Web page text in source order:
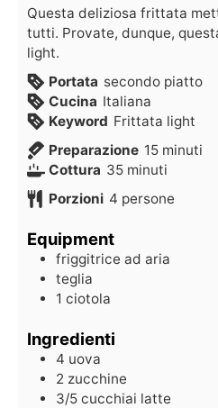
Questa deliziosa frittata
tutti. Provate, dunque,
light.
Portata secondo piatto
Cucina Italiana
Keyword Frittata light
Preparazione 15 minuti
Cottura 35 minuti
Porzioni 4 persone
Equipment
friggitrice ad aria
teglia
1 ciotola
Ingredienti
4 uova
2 zucchine
3/5 cucchiai latte